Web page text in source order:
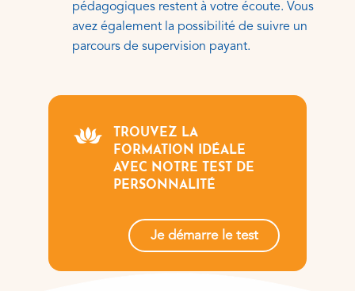
pédagogiques restent à votre écoute. Vous
avez également la possibilité de suivre un
parcours de supervision payant.
TROUVEZ LA
FORMATION IDÉALE
AVEC NOTRE TEST DE
PERSONNALITÉ
Je démarre le test